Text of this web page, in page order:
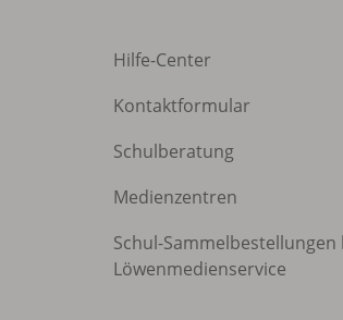
Hilfe-Center
Kontaktformular
Schulberatung
Medienzentren
Schul-Sammelbestellungen
Löwenmedienservice